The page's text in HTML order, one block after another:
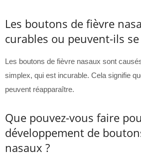
Les boutons de fièvre
curables ou peuvent-ils
Les boutons de fièvre nasaux sont
simplex, qui est incurable. Cela signifie
peuvent réapparaître.
Que pouvez-vous faire
développement de
nasaux ?